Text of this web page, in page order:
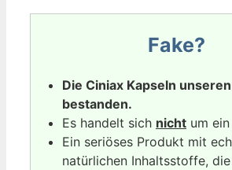
Fake?
Die Ciniax Kapseln
bestanden.
Es handelt sich nicht um
Ein seriöses Produkt mit
natürlichen Inhaltsstoffe,